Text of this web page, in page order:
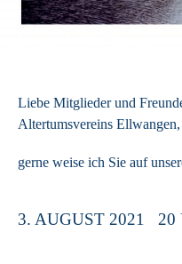
Liebe Mitglieder und
Altertumsvereins Ellwangen,
gerne weise ich Sie auf
3. AUGUST 2021 20